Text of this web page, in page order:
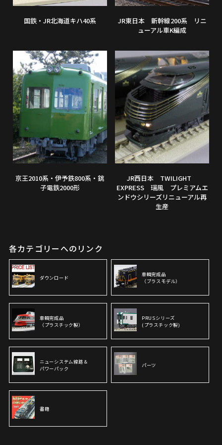
各カテゴリーへのリンク
ダウンロード
車輌完成品
（ブラスモデル）
車輌完成品
（プラスチック製）
PRUSシリーズ
(プラスチック製)
ニューシステム線路＆
パワーパック
パーツ
書籍
国鉄・JR北海道キハ40系
JR東日本 新幹線200系 リニ
ューアル車K編成
京王2010系・伊予鉄800系・銚
子電鉄2000形
JR西日本 TWILIGHT
EXPRESS 瑞風 プレミアムエ
ンドウシリーズリニューアル再
生産